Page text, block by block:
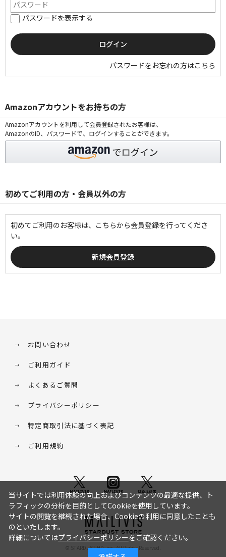
パスワードを表示する
パスワードをお忘れの方はこちら
Amazonアカウントをお持ちの方
Amazonアカウントを利用して会員登録されたお客様は、
AmazonのID、パスワードで、ログインすることができます。
初めてご利用の方・会員以外の方
初めてご利用のお客様は、こちらから会員登録を行ってくださ
い。
お問い合わせ
ご利用ガイド
よくあるご質問
プライバシーポリシー
特定商取引法に基づく表記
ご利用規約
© STARDUST HD. inc. All Rights Reserved.
当サイトでは利用体験の向上およびコンテンツの最適な提供、ト
ラフィックの分析を目的としてCookieを使用しています。
サイトの閲覧を継続された場合、Cookieの利用に同意したことも
のといたします。
詳細についてはプライバシーポリシーをご確認ください。